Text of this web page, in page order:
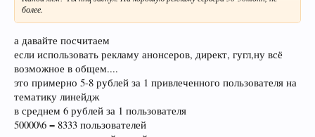
более.
а давайте посчитаем
если использовать рекламу анонсеров, директ, гугл,ну всё
возможное в общем....
это примерно 5-8 рублей за 1 привлеченного пользователя на
тематику линейдж
в среднем 6 рублей за 1 пользователя
50000\6 = 8333 пользователей